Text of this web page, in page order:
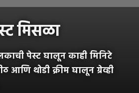
मिसळा
पेस्ट घालून काही मिनिटे
आणि थोडी क्रीम घालून ग्रेव्ही